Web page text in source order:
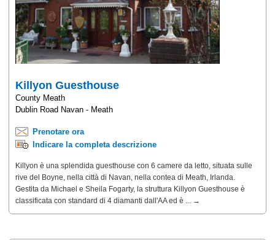
Killyon Guesthouse
County Meath
Dublin Road Navan - Meath
Prenotare ora
Indicare la completa descrizione
Killyon è una splendida guesthouse con 6 camere da letto, situata sulle
rive del Boyne, nella città di Navan, nella contea di Meath, Irlanda.
Gestita da Michael e Sheila Fogarty, la struttura Killyon Guesthouse è
classificata con standard di 4 diamanti dall'AA ed è ... →